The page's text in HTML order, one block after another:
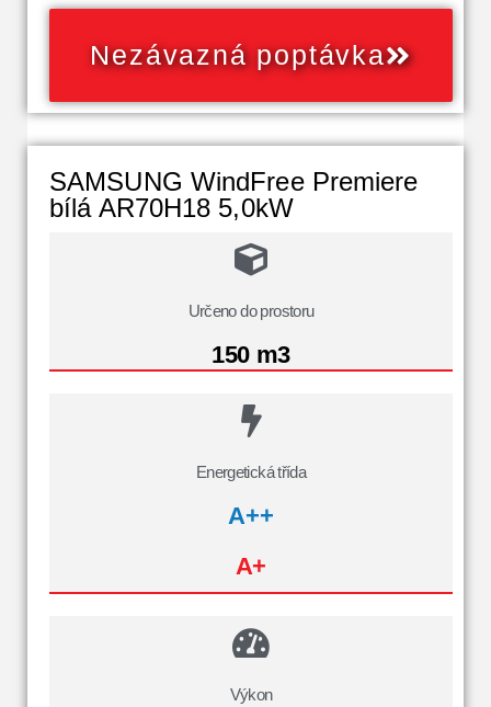
Nezávazná poptávka
SAMSUNG WindFree Premiere
bílá AR70H18 5,0kW
Určeno do prostoru
150 m3
Energetická třída
A++
A+
Výkon